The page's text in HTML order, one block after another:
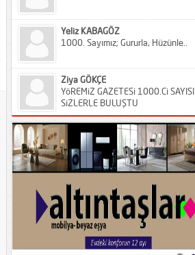
Yeliz KABAGÖZ
1000. Sayımız; Gururla, Hüzünle..
Ziya GÖKÇE
YöREMiZ GAZETESi 1000.Ci SAYISI
SiZLERLE BULUŞTU